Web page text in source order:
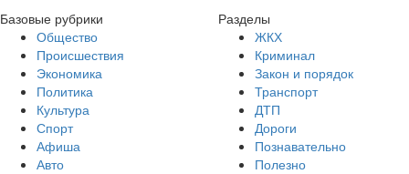
Базовые рубрики
Общество
Происшествия
Экономика
Политика
Культура
Спорт
Афиша
Авто
Разделы
ЖКХ
Криминал
Закон и порядок
Транспорт
ДТП
Дороги
Познавательно
Полезно